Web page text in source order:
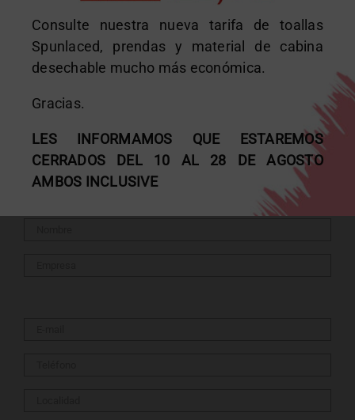
Papel camilla bicapa tissue: la opción más suave
para los profesionales
Gestión y reciclaje de consumibles
Mitos sobre la depilación con cera en cabina
Formulario
Consulte nuestra nueva tarifa de toallas
Spunlaced, prendas y material de cabina
desechable mucho más económica.
Gracias.
LES INFORMAMOS QUE ESTAREMOS
CERRADOS DEL 10 AL 28 DE AGOSTO
AMBOS INCLUSIVE